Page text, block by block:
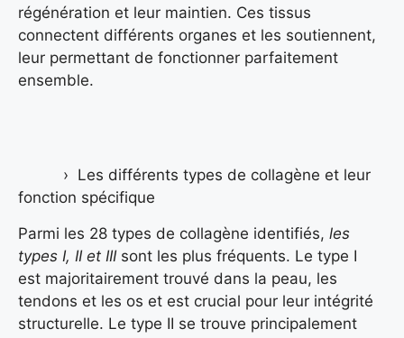
régénération et leur maintien. Ces tissus
connectent différents organes et les soutiennent,
leur permettant de fonctionner parfaitement
ensemble.
Les différents types de collagène et leur
fonction spécifique
Parmi les 28 types de collagène identifiés, les
types I, II et IIIsont les plus fréquents. Le type I
est majoritairement trouvé dans la peau, les
tendons et les os et est crucial pour leur intégrité
structurelle. Le type II se trouve principalement